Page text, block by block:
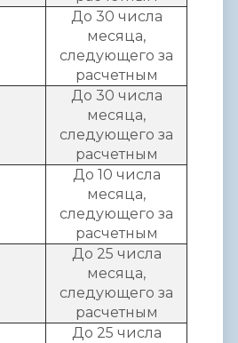
До 30 числа
месяца,
следующего за
расчетным
До 30 числа
месяца,
следующего за
расчетным
До 10 числа
месяца,
следующего за
расчетным
До 25 числа
месяца,
следующего за
расчетным
До 25 числа